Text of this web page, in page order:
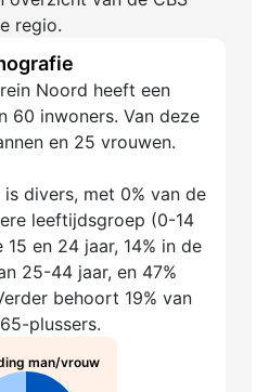
regio.
Noord heeft een
60 inwoners. Van deze
en 25 vrouwen.
divers, met 0% van de
leeftijdsgroep (0-14
15 en 24 jaar, 14% in de
25-44 jaar, en 47%
behoort 19% van
plussers.
man/vrouw